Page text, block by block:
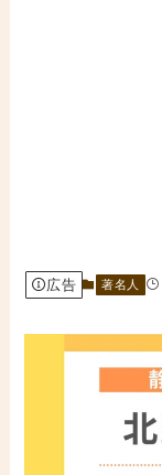
広告 著名人